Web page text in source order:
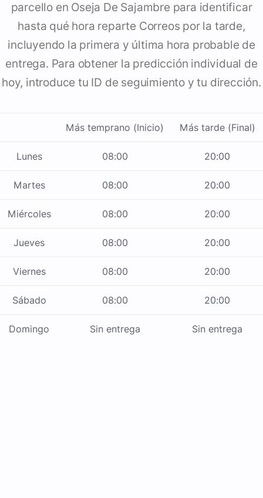
parcello en Oseja De Sajambre para identificar
hasta qué hora reparte Correos por la tarde,
incluyendo la primera y última hora probable de
entrega. Para obtener la predicción individual de
hoy, introduce tu ID de seguimiento y tu dirección.
Más temprano (Inicio) Más tarde (Final)
Lunes 08:00 20:00
Martes 08:00 20:00
Miércoles 08:00 20:00
Jueves 08:00 20:00
Viernes 08:00 20:00
Sábado 08:00 20:00
Domingo Sin entrega Sin entrega